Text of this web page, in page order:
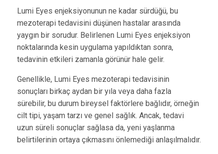
Lumi Eyes enjeksiyonunun ne kadar sürdüğü, bu
mezoterapi tedavisini düşünen hastalar arasında
yaygın bir sorudur. Belirlenen Lumi Eyes enjeksiyon
noktalarında kesin uygulama yapıldıktan sonra,
tedavinin etkileri zamanla görünür hale gelir.
Genellikle, Lumi Eyes mezoterapi tedavisinin
sonuçları birkaç aydan bir yıla veya daha fazla
sürebilir, bu durum bireysel faktörlere bağlıdır, örneğin
cilt tipi, yaşam tarzı ve genel sağlık. Ancak, tedavi
uzun süreli sonuçlar sağlasa da, yeni yaşlanma
belirtilerinin ortaya çıkmasını önlemediği anlaşılmalıdır.